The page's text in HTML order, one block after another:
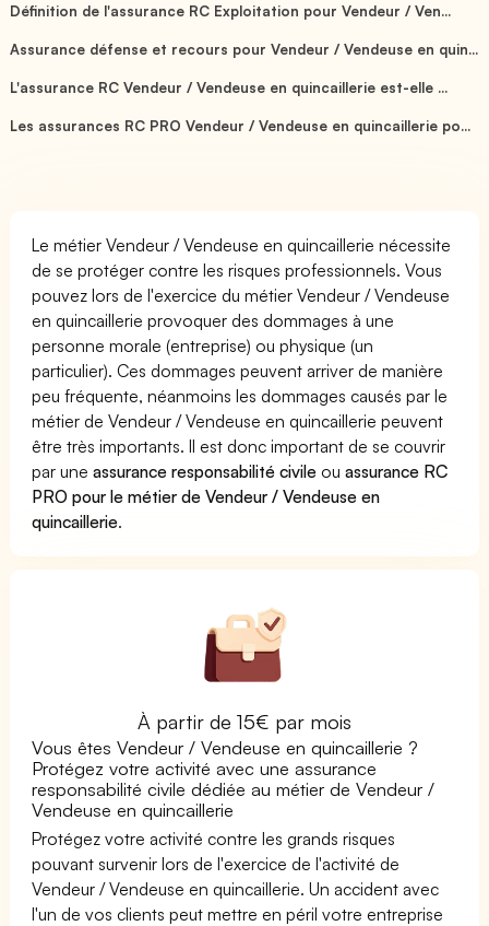
Définition de l'assurance RC Exploitation pour Vendeur / Ven...
Assurance défense et recours pour Vendeur / Vendeuse en quin...
L'assurance RC Vendeur / Vendeuse en quincaillerie est-elle ...
Les assurances RC PRO Vendeur / Vendeuse en quincaillerie po...
Le métier Vendeur / Vendeuse en quincaillerie nécessite
de se protéger contre les risques professionnels. Vous
pouvez lors de l'exercice du métier Vendeur / Vendeuse
en quincaillerie provoquer des dommages à une
personne morale (entreprise) ou physique (un
particulier). Ces dommages peuvent arriver de manière
peu fréquente, néanmoins les dommages causés par le
métier de Vendeur / Vendeuse en quincaillerie peuvent
être très importants. Il est donc important de se couvrir
par uneassurance responsabilité civile ouassurance RC
PRO pour le métier de Vendeur / Vendeuse en
quincaillerie.
À partir de 15€ par mois
Vous êtes Vendeur / Vendeuse en quincaillerie ?
Protégez votre activité avec une assurance
responsabilité civile dédiée au métier de Vendeur /
Vendeuse en quincaillerie
Protégez votre activité contre les grands risques
pouvant survenir lors de l'exercice de l'activité de
Vendeur / Vendeuse en quincaillerie. Un accident avec
l'un de vos clients peut mettre en péril votre entreprise